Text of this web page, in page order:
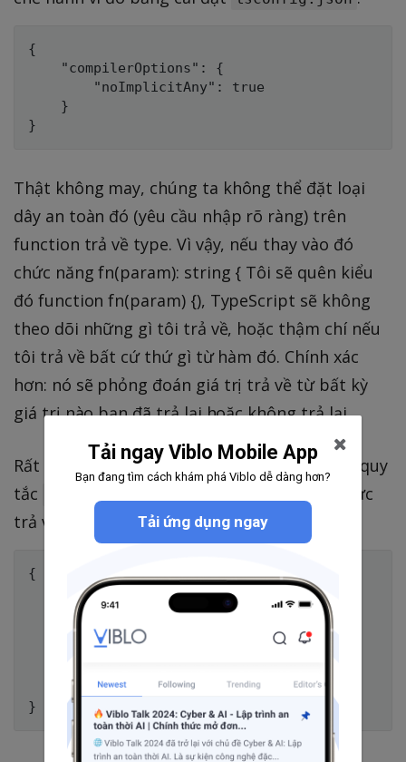
{
    "compilerOptions": {
        "noImplicitAny": true
    }
Thật không may, chúng ta không thể đặt loại
dây an toàn đó (yêu cầu nhập rõ ràng) trên
function trả về type. Vì vậy, nếu thay vào đó
chức năng fn(param): string { Tôi sẽ quên kiểu
đó function fn(param) {), TypeScript sẽ không
theo dõi những gì tôi trả về, hoặc thậm chí nếu
tôi trả về bất cứ thứ gì từ hàm đó. Chính xác
hơn: nó sẽ phỏng đoán giá trị trả về từ bất kỳ
giá trị nào bạn đã trả lại hoặc không trả lại.
Rất may mắn đó là nơi
trợ giúp. Với quy
tắc
bạn có thể thực tạo ra hình thức
trả về cho hàm:
{
    "rules": {
        "typedef": [
            true,
            "call-signature"
Tải ngay Viblo Mobile App
Bạn đang tìm cách khám phá Viblo dễ dàng hơn?
Tải ứng dụng ngay